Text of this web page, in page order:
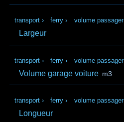
transport › ferry › volume passager
Largeur
transport › ferry › volume passager
Volume garage voiture m3
transport › ferry › volume passager
Longueur